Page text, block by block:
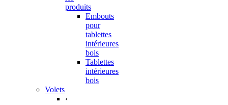
produits
Embouts
pour
tablettes
intérieures
bois
Tablettes
intérieures
bois
Volets
‹